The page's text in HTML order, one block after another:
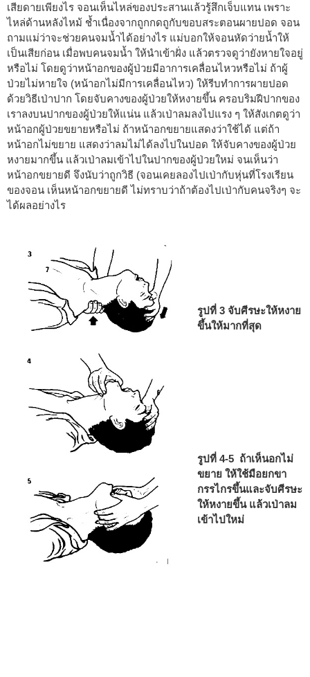
เสียดายเพียงไร จอนเห็นไหล่ของประสานแล้วรู้สึกเจ็บแทน เพราะ
ไหล่ด้านหลังไหม้ ช้ำเนื่องจากถูกกดถูกับขอบสระตอนผายปอด จอน
ถามแม่ว่าจะช่วยคนจมน้ำได้อย่างไร แม่บอกให้จอนหัดว่ายน้ำให้
เป็นเสียก่อน เมื่อพบคนจมน้ำ ให้นำเข้าฝั่ง แล้วตรวจดูว่ายังหายใจอยู่
หรือไม่ โดยดูว่าหน้าอกของผู้ป่วยมีอาการเคลื่อนไหวหรือไม่ ถ้าผู้
ป่วยไม่หายใจ (หน้าอกไม่มีการเคลื่อนไหว) ให้รีบทำการผายปอด
ด้วยวิธีเป่าปาก โดยจับคางของผู้ป่วยให้หงายขึ้น ครอบริมฝีปากของ
เราลงบนปากของผู้ป่วยให้แน่น แล้วเป่าลมลงไปแรง ๆ ให้สังเกตดูว่า
หน้าอกผู้ป่วยขยายหรือไม่ ถ้าหน้าอกขยายแสดงว่าใช้ได้ แต่ถ้า
หน้าอกไม่ขยาย แสดงว่าลมไม่ได้ลงไปในปอด ให้จับคางของผู้ป่วย
หงายมากขึ้น แล้วเป่าลมเข้าไปในปากของผู้ป่วยใหม่ จนเห็นว่า
หน้าอกขยายดี จึงนับว่าถูกวิธี (จอนเคยลองไปเป่ากับหุ่นที่โรงเรียน
ของจอน เห็นหน้าอกขยายดี ไม่ทราบว่าถ้าต้องไปเป่ากับคนจริงๆ จะ
ได้ผลอย่างไร
รูปที่ 3 จับศีรษะให้หงาย
ขึ้นให้มากที่สุด
รูปที่ 4-5 ถ้าเห็นอกไม่
ขยาย ให้ใช้มือยกขา
กรรไกรขึ้นและจับศีรษะ
ให้หงายขึ้น แล้วเป่าลม
เข้าไปใหม่